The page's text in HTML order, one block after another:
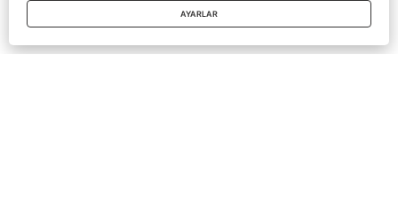
AYARLAR